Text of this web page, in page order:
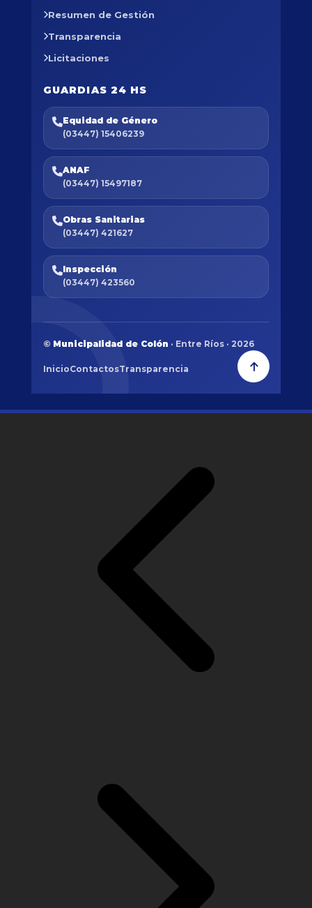
Resumen de Gestión
Transparencia
Licitaciones
GUARDIAS 24 HS
Equidad de Género
(03447) 15406239
ANAF
(03447) 15497187
Obras Sanitarias
(03447) 421627
Inspección
(03447) 423560
© Municipalidad de Colón · Entre Ríos · 2026
InicioContactosTransparencia